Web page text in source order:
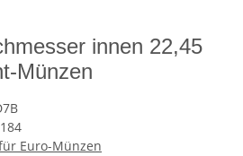
innen 22,45
Münzen
Euro-Münzen